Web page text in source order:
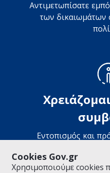
Cookies Gov.gr
Χρησιμοποιούμε cookies
Αντιμετωπίσατε
των δικαιωμάτων
Εντοπισμός και